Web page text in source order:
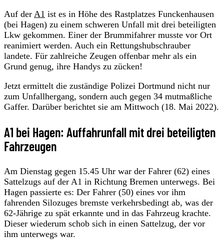
Auf der A1 ist es in Höhe des Rastplatzes Funckenhausen
(bei Hagen) zu einem schweren Unfall mit drei beteiligten
Lkw gekommen. Einer der Brummifahrer musste vor Ort
reanimiert werden. Auch ein Rettungshubschrauber
landete. Für zahlreiche Zeugen offenbar mehr als ein
Grund genug, ihre Handys zu zücken!
Jetzt ermittelt die zuständige Polizei Dortmund nicht nur
zum Unfallhergang, sondern auch gegen 34 mutmaßliche
Gaffer. Darüber berichtet sie am Mittwoch (18. Mai 2022).
A1 bei Hagen: Auffahrunfall mit drei beteiligten
Fahrzeugen
Am Dienstag gegen 15.45 Uhr war der Fahrer (62) eines
Sattelzugs auf der A1 in Richtung Bremen unterwegs. Bei
Hagen passierte es: Der Fahrer (50) eines vor ihm
fahrenden Silozuges bremste verkehrsbedingt ab, was der
62-Jährige zu spät erkannte und in das Fahrzeug krachte.
Dieser wiederum schob sich in einen Sattelzug, der vor
ihm unterwegs war.